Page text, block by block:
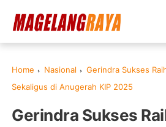
Home Nasional
Gerindra Sukses
Sekaligus di Anugerah KIP 2025
Gerindra Sukses